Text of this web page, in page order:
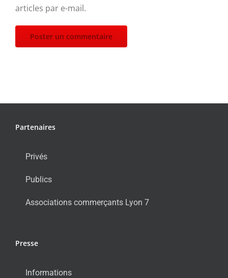
articles par e-mail.
Partenaires
Privés
Publics
Associations commerçants Lyon 7
Presse
Informations